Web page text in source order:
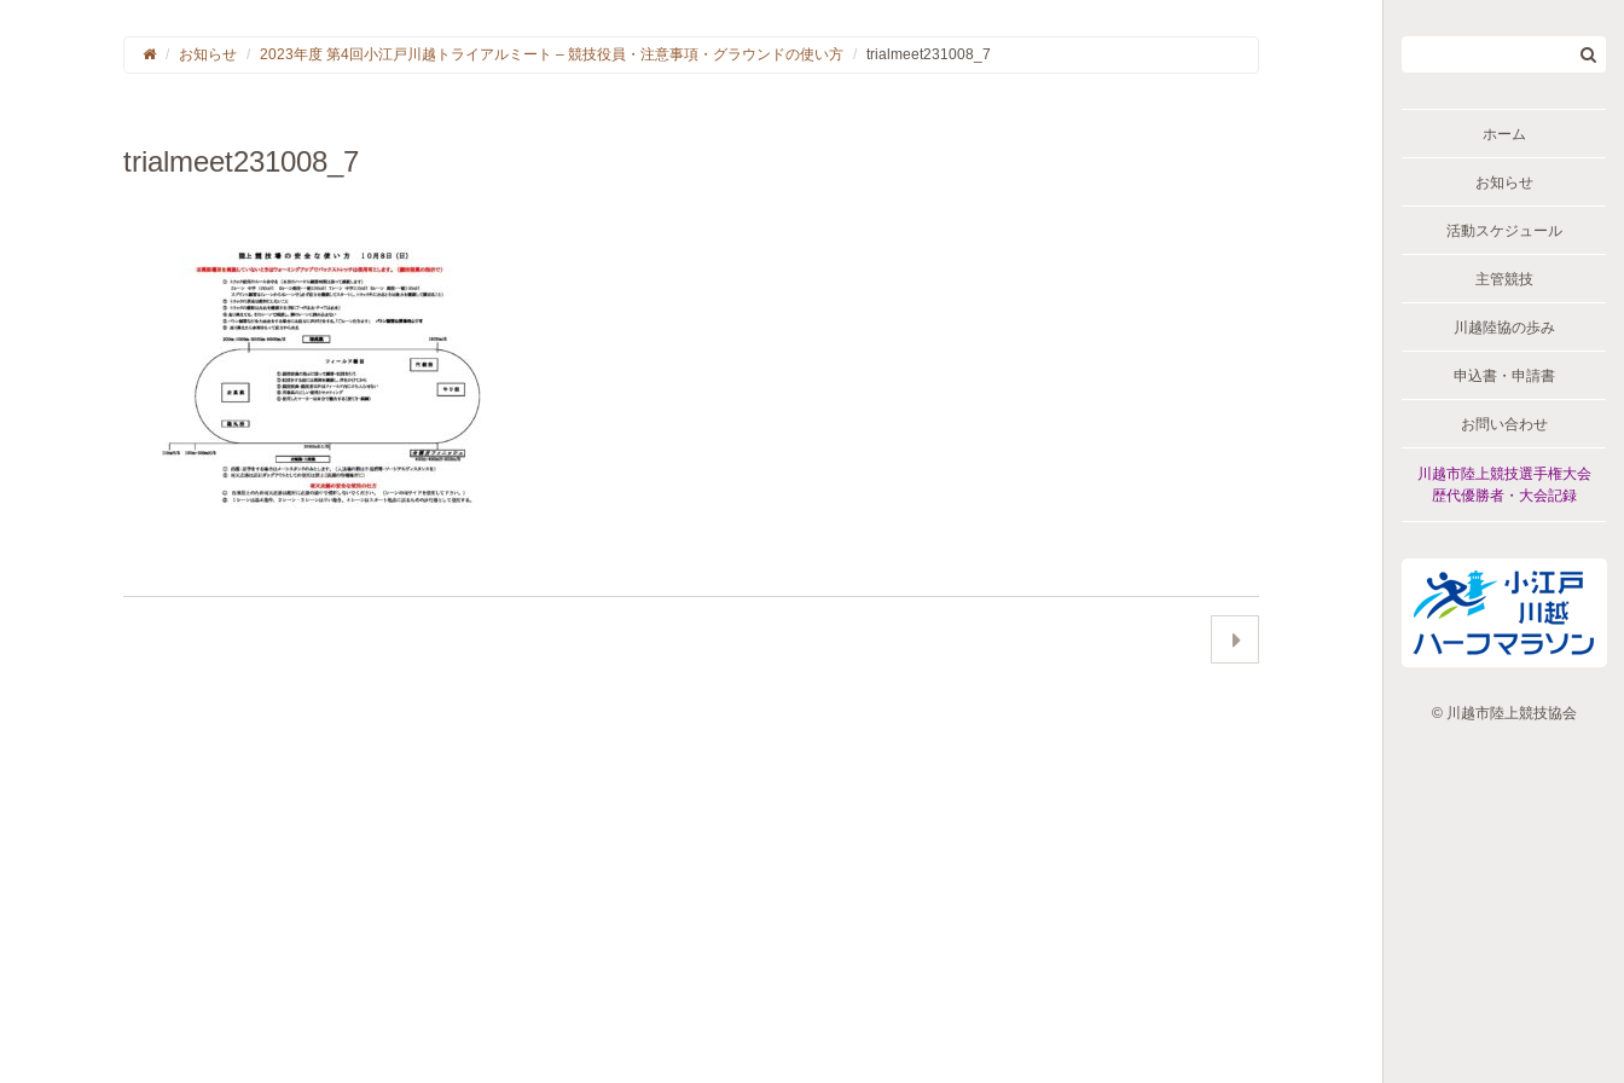
ホーム
お知らせ
活動スケジュール
主管競技
川越陸協の歩み
申込書・申請書
お問い合わせ
川越市陸上競技選手権大会
歴代優勝者・大会記録
© 川越市陸上競技協会
お知らせ 2023年度 第4回小江戸川越トライアルミート – 競技役員・注意事項・グラウンドの使い方 trialmeet231008_7
trialmeet231008_7